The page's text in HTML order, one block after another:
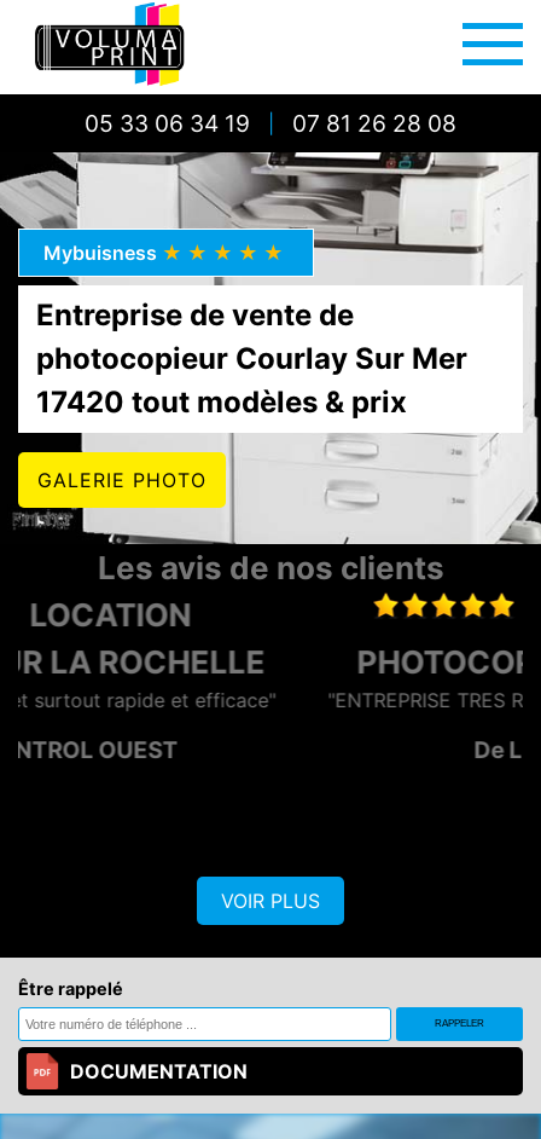
05 33 06 34 19 07 81 26 28 08
Mybuisness ★★★★★
Entreprise de vente de
photocopieur Courlay Sur Mer
17420 tout modèles & prix
GALERIE PHOTO
Les avis de nos clients
LOCATION
PHOTOCOPIEUR NIORT
"ENTREPRISE TRES REACTIVE ET EFFICACE"
VOIR PLUS
Être rappelé
DOCUMENTATION